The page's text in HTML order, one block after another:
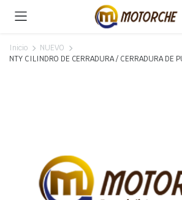
Inicio
NUEVO
NTY CILINDRO DE CERRADURA / CERRADURA DE